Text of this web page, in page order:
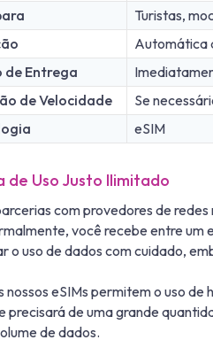
Turistas,
Automática
de Entrega
de Velocidade
Se
eSIM
de Uso Justo Ilimitado
com provedores de
você recebe entre um
o uso de dados com cuidado,
nossos eSIMs permitem o uso
precisará de uma grande
de dados.